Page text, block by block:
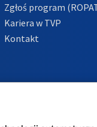
Zgłoś program
Kariera w TVP
Kontakt